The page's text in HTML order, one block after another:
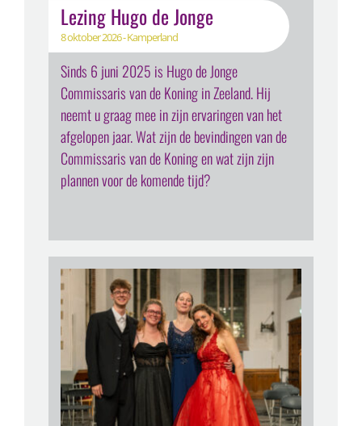
Lezing Hugo de Jonge
8 oktober 2026 - Kamperland
Sinds 6 juni 2025 is Hugo de Jonge
Commissaris van de Koning in Zeeland. Hij
neemt u graag mee in zijn ervaringen van het
afgelopen jaar. Wat zijn de bevindingen van de
Commissaris van de Koning en wat zijn zijn
plannen voor de komende tijd?